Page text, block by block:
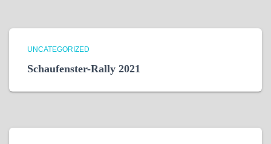
UNCATEGORIZED
Schaufenster-Rally 2021